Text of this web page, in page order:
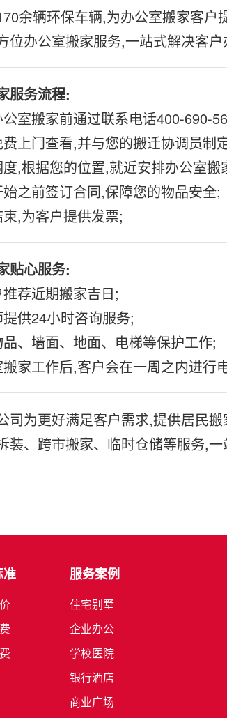
余辆环保车辆,为办公室搬家客
位办公室搬家服务,一站式解决客户
服务流程:
室搬家前通过联系电话400-690-
上门查看,并与您的搬迁协调员制
,根据您的位置,就近安排办公室搬
之前签订合同,保障您的物品安全;
,为客户提供发票;
贴心服务:
荐近期搬家吉日;
供24小时咨询服务;
、墙面、地面、电梯等保护工作;
家工作后,客户会在一周之内进
司为更好满足客户需求,提供居民
装、跨市搬家、临时仓储等服务,一
准 服务案例
住宅别墅
企业办公
学校医院
银行酒店
商业广场